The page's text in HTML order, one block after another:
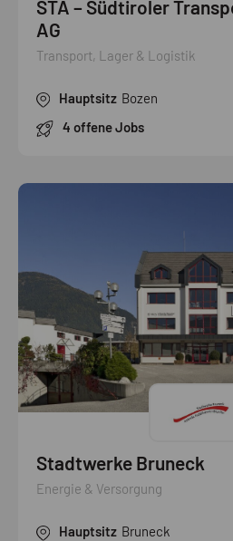
STA – Südtiroler
AG
Transport, Lager & Logistik
Hauptsitz Bozen
4 offene Jobs
Stadtwerke Bruneck
Energie & Versorgung
Hauptsitz Bruneck